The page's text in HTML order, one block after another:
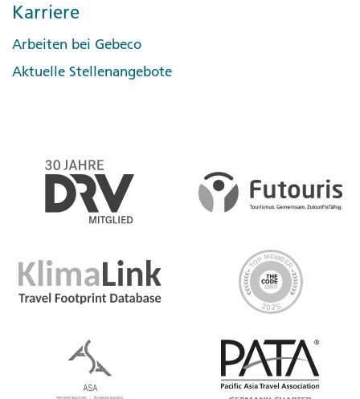
Karriere
Arbeiten bei Gebeco
Aktuelle Stellenangebote